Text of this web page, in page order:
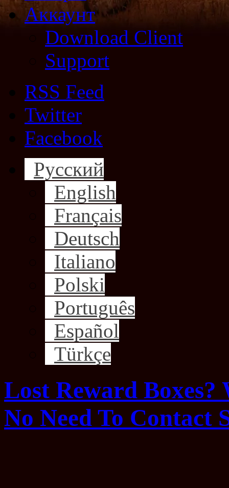
Аккаунт
Download Client
Support
RSS Feed
Twitter
Facebook
Русский
English
Français
Deutsch
Italiano
Polski
Português
Español
Türkçe
Lost Reward Boxes?
No Need To Contact